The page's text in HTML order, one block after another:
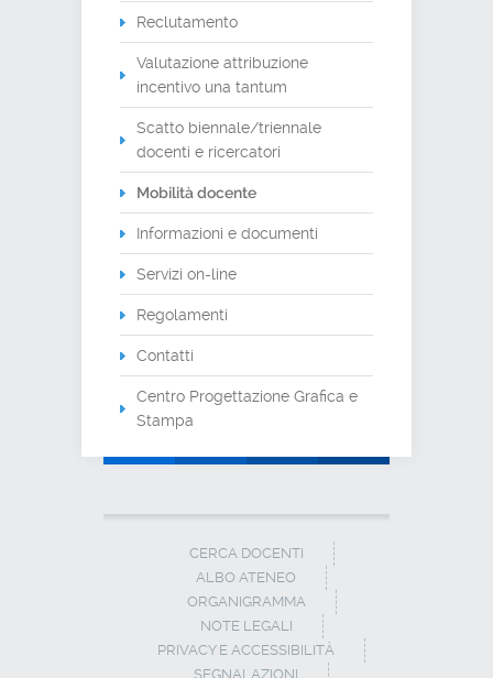
Reclutamento
Valutazione attribuzione
incentivo una tantum
Scatto biennale/triennale
docenti e ricercatori
Mobilità docente
Informazioni e documenti
Servizi on-line
Regolamenti
Contatti
Centro Progettazione Grafica e
Stampa
CERCA DOCENTI
ALBO ATENEO
ORGANIGRAMMA
NOTE LEGALI
PRIVACY E ACCESSIBILITÀ
SEGNALAZIONI